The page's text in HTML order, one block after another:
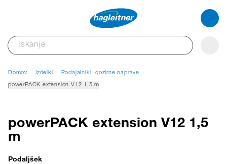
Domov Izdelki Podajalniki, dozirne naprave
powerPACK extension V12 1,5 m
powerPACK extension V12 1,5
m
Podaljšek